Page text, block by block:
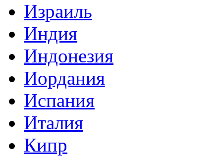
Израиль
Индия
Индонезия
Иордания
Испания
Италия
Кипр